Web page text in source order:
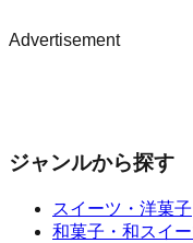
Advertisement
ジャンルから探す
スイーツ・洋菓子
和菓子・和スイ